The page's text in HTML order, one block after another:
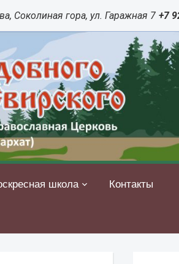
Соколиная гора, ул. Гаражная 7 +7
школа Контакты